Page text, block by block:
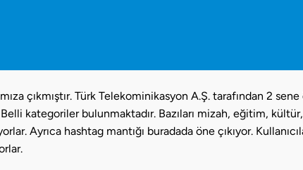
çıkmıştır. Türk Telekominikasyon A.Ş. tarafından 2
kategoriler bulunmaktadır. Bazıları mizah, eğitim,
Ayrıca hashtag mantığı buradada öne çıkıyor.